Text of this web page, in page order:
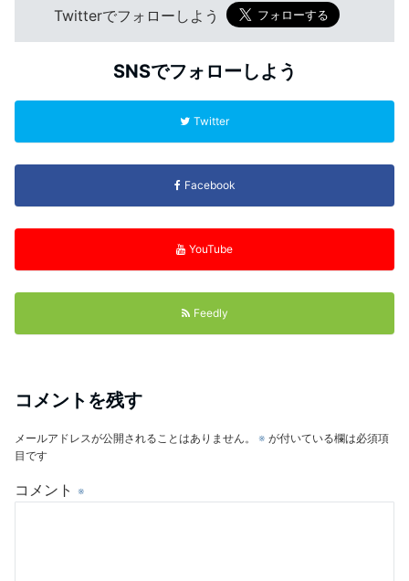
Twitterでフォローしよう
SNSでフォローしよう
Twitter
Facebook
YouTube
Feedly
コメントを残す
メールアドレスが公開されることはありません。 ※ が付いている欄は必須項
目です
コメント ※